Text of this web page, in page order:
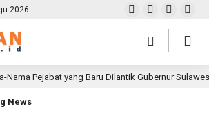
2026
Nama Pejabat yang Baru Dilantik Gubernur
News